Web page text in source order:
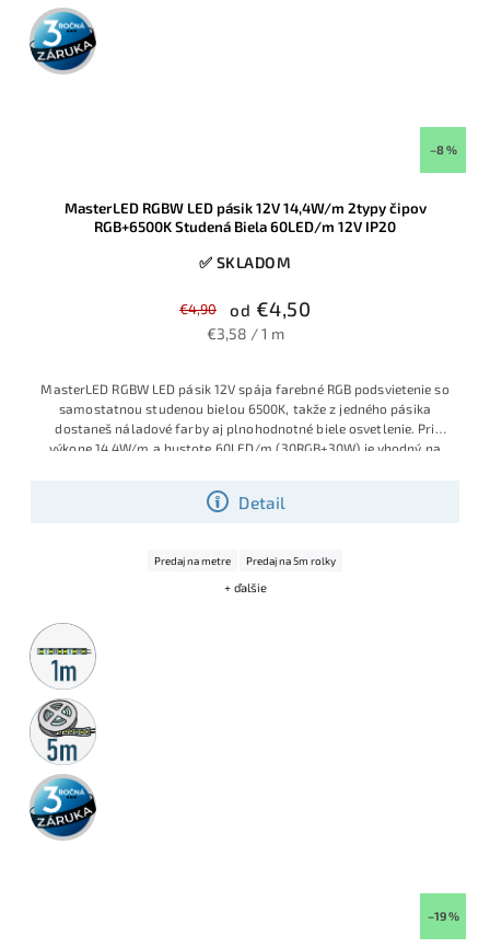
3 roky
záruka
–8 %
MasterLED RGBW LED pásik 12V 14,4W/m 2typy čipov
RGB+6500K Studená Biela 60LED/m 12V IP20
✅ SKLADOM
€4,90 od €4,50
€3,58 / 1 m
Detail
MasterLED RGBW LED pásik 12V spája farebné RGB podsvietenie so
samostatnou studenou bielou 6500K, takže z jedného pásika
dostaneš náladové farby aj plnohodnotné biele osvetlenie. Pri
výkone 14,4W/m a hustote 60LED/m (30RGB+30W) je vhodný na
kombinovať dekor a praktické svetlo.
Predaj na metre Predaj na 5m rolky
+ ďalšie
Metrážny
predaj
5m
rolka
3 roky
záruka
–19 %